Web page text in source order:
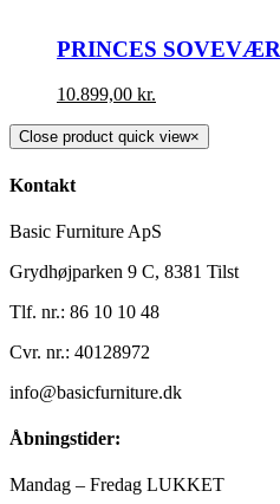
PRINCES
10.899,00 kr.
Close product quick view×
Kontakt
Basic Furniture ApS
Grydhøjparken 9 C, 8381 Tilst
Tlf. nr.: 86 10 10 48
Cvr. nr.: 40128972
info@basicfurniture.dk
Åbningstider:
Mandag – Fredag LUKKET